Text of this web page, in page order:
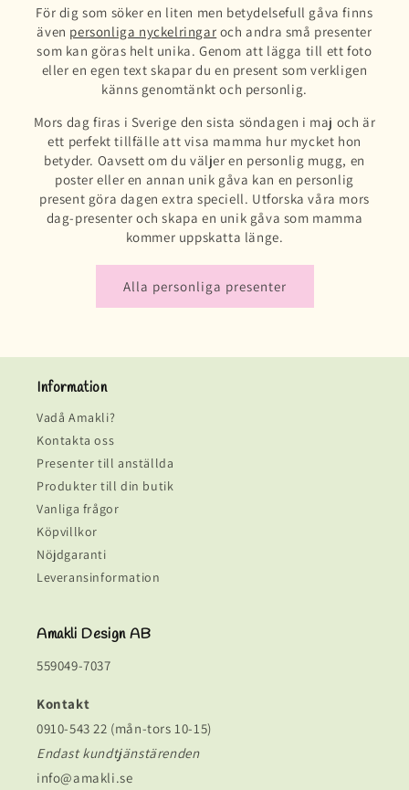
För dig som söker en liten men betydelsefull gåva finns
även personliga nyckelringar och andra små presenter
som kan göras helt unika. Genom att lägga till ett foto
eller en egen text skapar du en present som verkligen
känns genomtänkt och personlig.
Mors dag firas i Sverige den sista söndagen i maj och är
ett perfekt tillfälle att visa mamma hur mycket hon
betyder. Oavsett om du väljer en personlig mugg, en
poster eller en annan unik gåva kan en personlig
present göra dagen extra speciell. Utforska våra mors
dag-presenter och skapa en unik gåva som mamma
kommer uppskatta länge.
Alla personliga presenter
Information
Vadå Amakli?
Kontakta oss
Presenter till anställda
Produkter till din butik
Vanliga frågor
Köpvillkor
Nöjdgaranti
Leveransinformation
Amakli Design AB
559049-7037
Kontakt
0910-543 22 (mån-tors 10-15)
Endast kundtjänstärenden
info@amakli.se